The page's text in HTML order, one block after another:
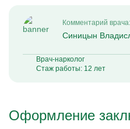
Комментарий врача:
Синицын
Врач-нарколог
Стаж работы: 12 лет
Оформление